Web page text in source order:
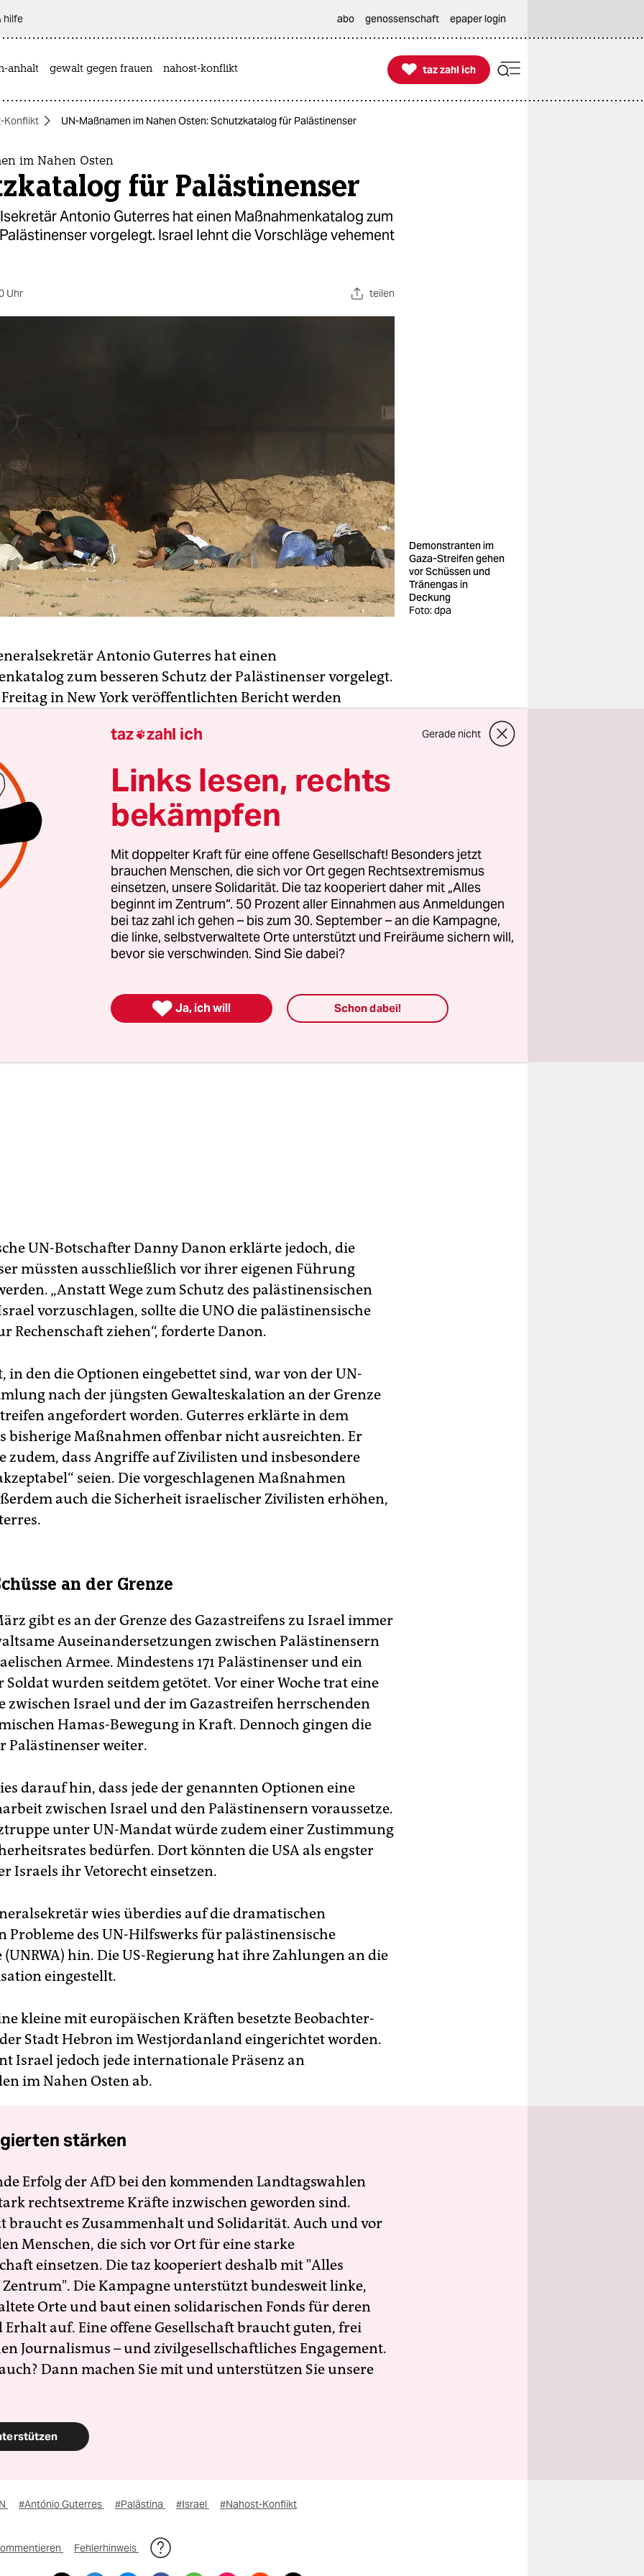
hilfe abo genossenschaft epaper login
anhalt gewalt gegen frauen nahost-konflikt 
taz zahl ich
taz zahl ich
Konflikt UN-Maßnamen im Nahen Osten: Schutzkatalog für Palästinenser
im Nahen Osten
für Palästinenser
Antonio Guterres hat einen Maßnahmenkatalog zum
vorgelegt. Israel lehnt die Vorschläge vehement
Uhr teilen
Demonstranten im
Gaza-Streifen gehen
vor Schüssen und
Tränengas in
Deckung
Foto: dpa
Antonio Guterres hat einen
zum besseren Schutz der Palästinenser vorgelegt.
in New York veröffentlichten Bericht werden
Präsenz“ mit Beobachtern und politischen Vertretern
die Lage berichten sollen. Außerdem sollen die
und die Entwicklungshilfe der Vereinten Nationen
Israel lehnte die Vorschläge vehement ab.
werden auch zivile Beobachter in
Zonen wie Kontrollpunkten und bei
in den besetzten Gebieten angeregt. Außerdem
militärische oder Polizeitruppe unter UN-Mandat
der Palästinenser gewährleisten, wie es in dem 14-seitigen
UN-Botschafter Danny Danon erklärte jedoch, die
müssten ausschließlich vor ihrer eigenen Führung
„Anstatt Wege zum Schutz des palästinensischen
vorzuschlagen, sollte die UNO die palästinensische
Rechenschaft ziehen“, forderte Danon.
in den die Optionen eingebettet sind, war von der UN-
nach der jüngsten Gewalteskalation an der Grenze
angefordert worden. Guterres erklärte in dem
bisherige Maßnahmen offenbar nicht ausreichten. Er
zudem, dass Angriffe auf Zivilisten und insbesondere
seien. Die vorgeschlagenen Maßnahmen
auch die Sicherheit israelischer Zivilisten erhöhen,
an der Grenze
gibt es an der Grenze des Gazastreifens zu Israel immer
Auseinandersetzungen zwischen Palästinensern
Armee. Mindestens 171 Palästinenser und ein
Soldat wurden seitdem getötet. Vor einer Woche trat eine
zwischen Israel und der im Gazastreifen herrschenden
Hamas-Bewegung in Kraft. Dennoch gingen die
Palästinenser weiter.
darauf hin, dass jede der genannten Optionen eine
zwischen Israel und den Palästinensern voraussetze.
unter UN-Mandat würde zudem einer Zustimmung
bedürfen. Dort könnten die USA als engster
Israels ihr Vetorecht einsetzen.
wies überdies auf die dramatischen
Probleme des UN-Hilfswerks für palästinensische
hin. Die US-Regierung hat ihre Zahlungen an die
eingestellt.
kleine mit europäischen Kräften besetzte Beobachter-
Stadt Hebron im Westjordanland eingerichtet worden.
Israel jedoch jede internationale Präsenz an
im Nahen Osten ab.
stärken
Erfolg der AfD bei den kommenden Landtagswahlen
rechtsextreme Kräfte inzwischen geworden sind.
braucht es Zusammenhalt und Solidarität. Auch und vor
Menschen, die sich vor Ort für eine starke
einsetzen. Die taz kooperiert deshalb mit "Alles
Die Kampagne unterstützt bundesweit linke,
Orte und baut einen solidarischen Fonds für deren
Erhalt auf. Eine offene Gesellschaft braucht guten, frei
Journalismus – und zivilgesellschaftliches Engagement.
Dann machen Sie mit und unterstützen Sie unsere
#António Guterres #Palästina #Israel #Nahost-Konflikt
Fehlerhinweis
taz zahl ich Gerade nicht
Links lesen, rechts
bekämpfen
Mit doppelter Kraft für eine offene Gesellschaft! Besonders jetzt
brauchen Menschen, die sich vor Ort gegen Rechtsextremismus
einsetzen, unsere Solidarität. Die taz kooperiert daher mit „Alles
beginnt im Zentrum“. 50 Prozent aller Einnahmen aus Anmeldungen
bei taz zahl ich gehen – bis zum 30. September – an die Kampagne,
die linke, selbstverwaltete Orte unterstützt und Freiräume sichern will,
bevor sie verschwinden. Sind Sie dabei?
 Ja, ich will Schon dabei!